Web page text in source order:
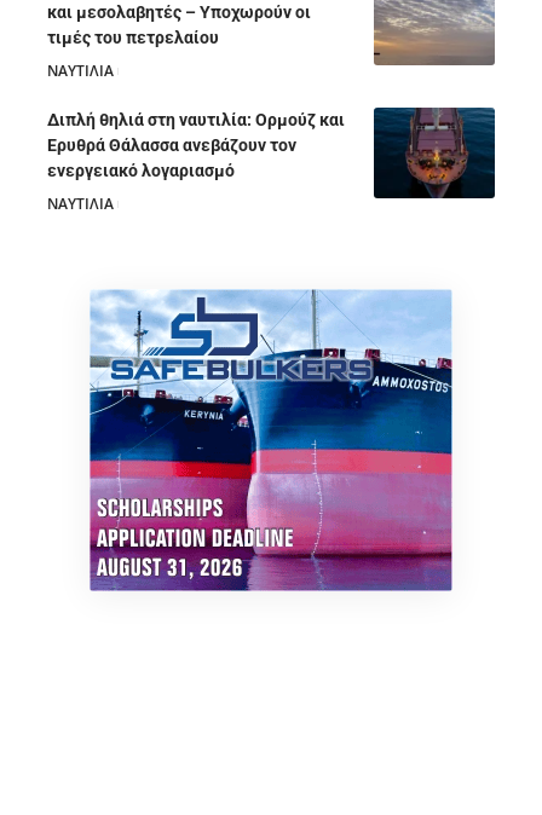
και μεσολαβητές – Υποχωρούν οι
τιμές του πετρελαίου
ΝΑΥΤΙΛΙΑ
Διπλή θηλιά στη ναυτιλία: Ορμούζ και
Ερυθρά Θάλασσα ανεβάζουν τον
ενεργειακό λογαριασμό
ΝΑΥΤΙΛΙΑ